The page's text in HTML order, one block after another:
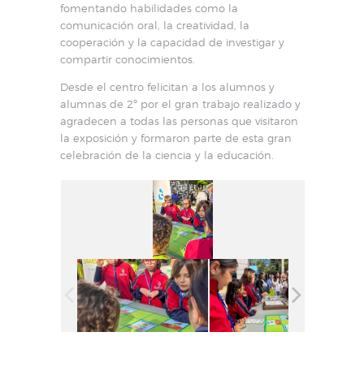
fomentando habilidades como la
comunicación oral, la creatividad, la
cooperación y la capacidad de investigar y
compartir conocimientos.
Desde el centro felicitan a los alumnos y
alumnas de 2º por el gran trabajo realizado y
agradecen a todas las personas que visitaron
la exposición y formaron parte de esta gran
celebración de la ciencia y la educación.